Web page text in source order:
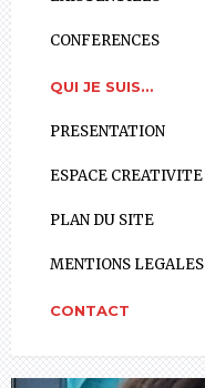
CONFERENCES
QUI JE SUIS…
PRESENTATION
ESPACE CREATIVITE
PLAN DU SITE
MENTIONS LEGALES
CONTACT